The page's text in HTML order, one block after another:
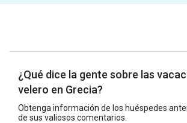
¿Qué dice la gente sobre las
velero en Grecia?
Obtenga información de los huéspedes
de sus valiosos comentarios.